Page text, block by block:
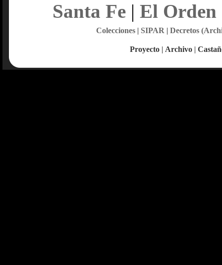
Santa Fe| El Orden
Colecciones| SIPAR | Decretos
Proyecto | Archivo |